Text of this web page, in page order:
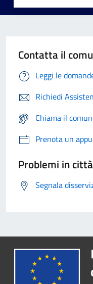
Contatta il
Leggi le
Richiedi
Chiama il
Prenota un
Problemi in città
Segnala